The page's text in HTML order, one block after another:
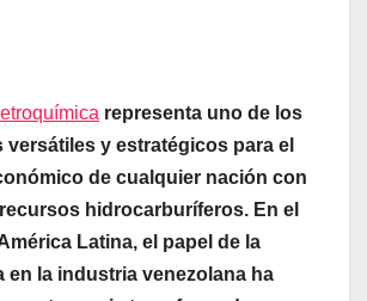
representa uno de los
versátiles y estratégicos para el
de cualquier nación con
hidrocarburíferos. En el
Latina, el papel de la
en la industria venezolana ha